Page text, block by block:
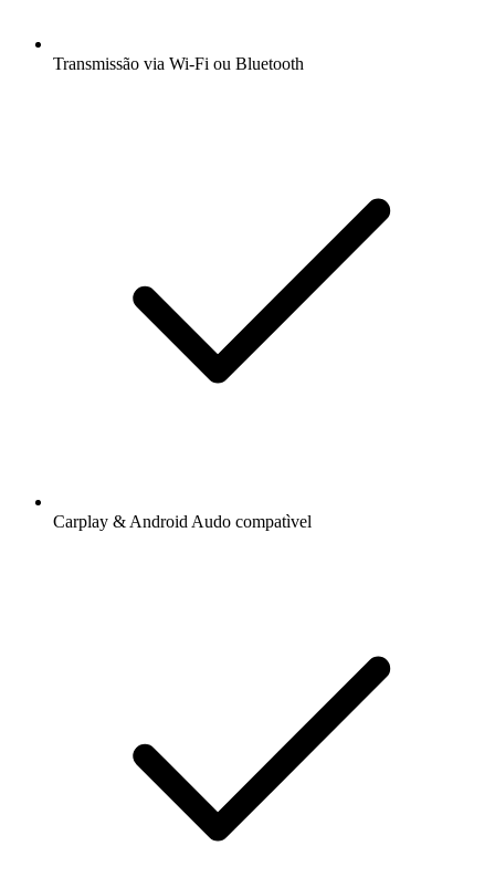
Transmissão via Wi-Fi ou Bluetooth
Carplay & Android Audo compatìvel